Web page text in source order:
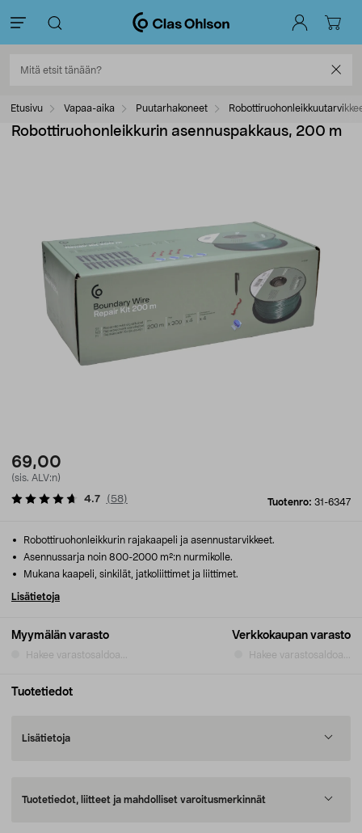
Etusivu Vapaa-aika Puutarhakoneet
Robottiruohonleikkurin asennuspakkaus, 200 m
69,00
(sis. ALV:n)
Tuotenro: 31-6347
4.7 ( 58)
Myymälän varasto
Hakee varastosaldoa...
Verkkokaupan varasto
Hakee varastosaldoa...
Robottiruohonleikkurin rajakaapeli ja asennustarvikkeet.
Asennussarja noin 800-2000 m²:n nurmikolle.
Mukana kaapeli, sinkilät, jatkoliittimet ja liittimet.
Lisätietoja
Tuotetiedot
Lisätietoja
Tuotetiedot, liitteet ja mahdolliset varoitusmerkinnät